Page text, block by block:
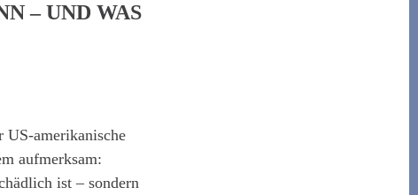
– UND WAS
US-amerikanische
aufmerksam:
ist – sondern